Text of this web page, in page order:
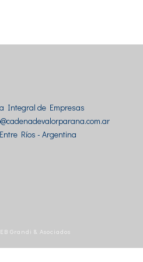
Integral de Empresas
Ríos - Argentina
Grandi & Asociados